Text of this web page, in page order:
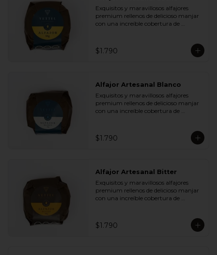
Plátano Chips y Cranberries
- Chocolate Leche 35% Cacao con
Almendras y Nibs de Cacao
- Chocolate Leche 35% Cacao con Maní
Semillas de Zapallo y Quinoa
- Chocolate Bitter 55% Cacao con Maní
Exquisitos y maravillosos alfajores
premium rellenos de delicioso manjar
con una increíble cobertura de
$1.790
Alfajor Artesanal Blanco
Exquisitos y maravillosos alfajores
premium rellenos de delicioso manjar
con una increíble cobertura de
queremos.
$1.790
Alfajor Artesanal Bitter
Exquisitos y maravillosos alfajores
premium rellenos de delicioso manjar
con una increíble cobertura de
$1.790